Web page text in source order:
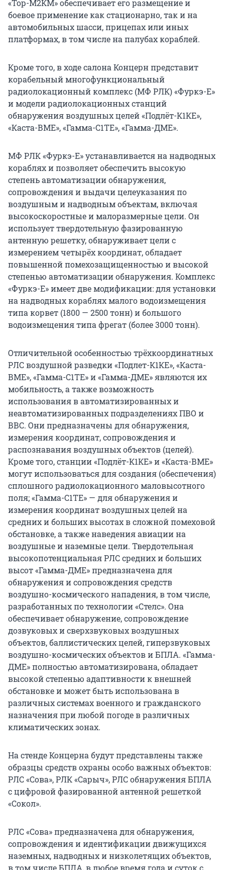
«Тор-М2КМ» обеспечивает его размещение и
боевое применение как стационарно, так и на
автомобильных шасси, прицепах или иных
платформах, в том числе на палубах кораблей.
Кроме того, в ходе салона Концерн представит
корабельный многофункциональный
радиолокационный комплекс (МФ РЛК) «Фуркэ-Е»
и модели радиолокационных станций
обнаружения воздушных целей «Подлёт-К1КЕ»,
«Каста-ВМЕ», «Гамма-С1ТЕ», «Гамма-ДМЕ».
МФ РЛК «Фуркэ-Е» устанавливается на надводных
кораблях и позволяет обеспечить высокую
степень автоматизации обнаружения,
сопровождения и выдачи целеуказания по
воздушным и надводным объектам, включая
высокоскоростные и малоразмерные цели. Он
использует твердотельную фазированную
антенную решетку, обнаруживает цели с
измерением четырёх координат, обладает
повышенной помехозащищенностью и высокой
степенью автоматизации обнаружения. Комплекс
«Фуркэ-Е» имеет две модификации: для установки
на надводных кораблях малого водоизмещения
типа корвет (1800 — 2500 тонн) и большого
водоизмещения типа фрегат (более 3000 тонн).
Отличительной особенностью трёхкоординатных
РЛС воздушной разведки «Подлет-К1КЕ», «Каста-
ВМЕ», «Гамма-С1ТЕ» и «Гамма-ДМЕ» являются их
мобильность, а также возможность
использования в автоматизированных и
неавтоматизированных подразделениях ПВО и
ВВС. Они предназначены для обнаружения,
измерения координат, сопровождения и
распознавания воздушных объектов (целей).
Кроме того, станции «Подлёт-К1КЕ» и «Каста-ВМЕ»
могут использоваться для создания (обеспечения)
сплошного радиолокационного маловысотного
поля; «Гамма-С1ТЕ» — для обнаружения и
измерения координат воздушных целей на
средних и больших высотах в сложной помеховой
обстановке, а также наведения авиации на
воздушные и наземные цели. Твердотельная
высокопотенциальная РЛС средних и больших
высот «Гамма-ДМЕ» предназначена для
обнаружения и сопровождения средств
воздушно-космического нападения, в том числе,
разработанных по технологии «Стелс». Она
обеспечивает обнаружение, сопровождение
дозвуковых и сверхзвуковых воздушных
объектов, баллистических целей, гиперзвуковых
воздушно-космических объектов и БПЛА. «Гамма-
ДМЕ» полностью автоматизирована, обладает
высокой степенью адаптивности к внешней
обстановке и может быть использована в
различных системах военного и гражданского
назначения при любой погоде в различных
климатических зонах.
На стенде Концерна будут представлены также
образцы средств охраны особо важных объектов:
РЛС «Сова», РЛК «Сарыч», РЛС обнаружения БПЛА
с цифровой фазированной антенной решеткой
«Сокол».
РЛС «Сова» предназначена для обнаружения,
сопровождения и идентификации движущихся
наземных, надводных и низколетящих объектов,
в том числе БПЛА, в любое время года и суток с